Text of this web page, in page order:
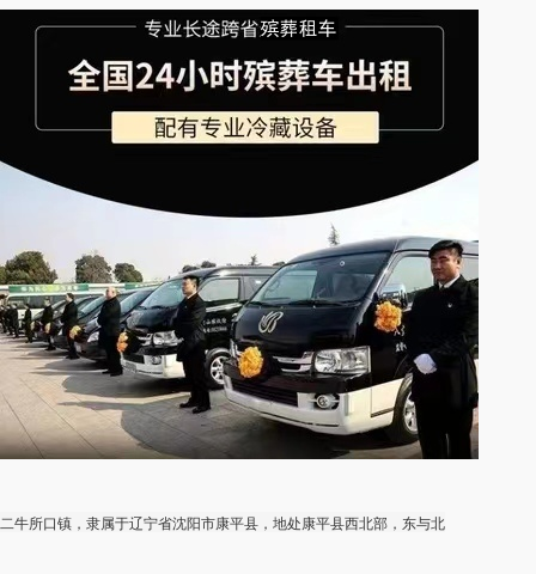
二牛所口镇，隶属于辽宁省沈阳市康平县，地处康平县西北部，东与北